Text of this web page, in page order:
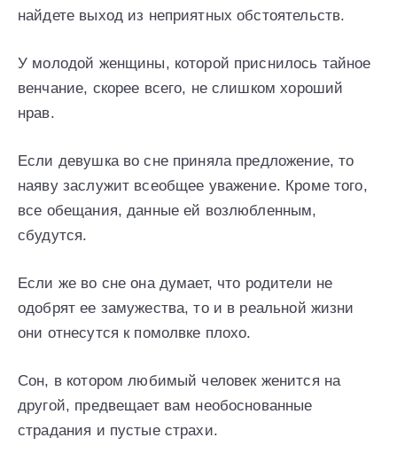
найдете выход из неприятных обстоятельств.
У молодой женщины, которой приснилось тайное
венчание, скорее всего, не слишком хороший
нрав.
Если девушка во сне приняла предложение, то
наяву заслужит всеобщее уважение. Кроме того,
все обещания, данные ей возлюбленным,
сбудутся.
Если же во сне она думает, что родители не
одобрят ее замужества, то и в реальной жизни
они отнесутся к помолвке плохо.
Сон, в котором любимый человек женится на
другой, предвещает вам необоснованные
страдания и пустые страхи.